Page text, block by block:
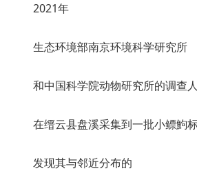
2021年
生态环境部南京环境科学研究所
和中国科学院动物研究所的调查
在缙云县盘溪采集到一批小鳔鮈
发现其与邻近分布的